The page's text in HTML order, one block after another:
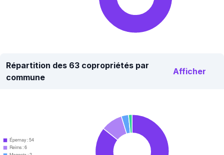
Répartition des 63 copropriétés par
commune
Afficher
Épernay : 54
Reims : 6